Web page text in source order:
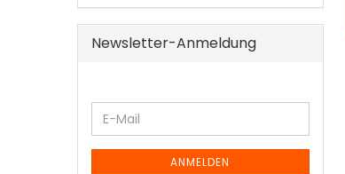
Newsletter-Anmeldung
WEITER
ZUR
NEWSLETTER-
ANMELDUNG
E-
Mail
ANMELDEN